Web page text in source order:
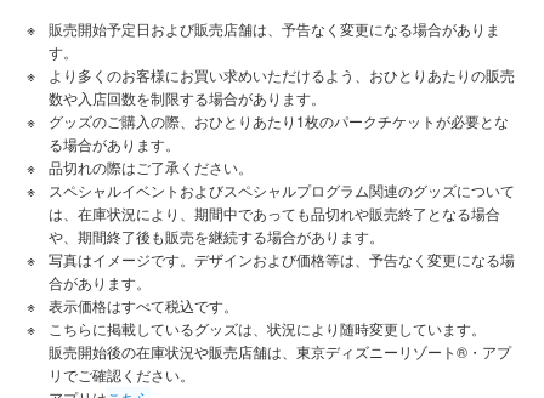
販売開始予定日および販売店舗は、予告なく変更になる場合がありま
す。
より多くのお客様にお買い求めいただけるよう、おひとりあたりの販売
数や入店回数を制限する場合があります。
グッズのご購入の際、おひとりあたり1枚のパークチケットが必要とな
る場合があります。
品切れの際はご了承ください。
スペシャルイベントおよびスペシャルプログラム関連のグッズについて
は、在庫状況により、期間中であっても品切れや販売終了となる場合
や、期間終了後も販売を継続する場合があります。
写真はイメージです。デザインおよび価格等は、予告なく変更になる場
合があります。
表示価格はすべて税込です。
こちらに掲載しているグッズは、状況により随時変更しています。
販売開始後の在庫状況や販売店舗は、東京ディズニーリゾート®・アプ
リでご確認ください。